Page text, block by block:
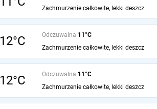
Zachmurzenie całkowite, lekki deszcz
12°C Odczuwalna 11°C
Zachmurzenie całkowite, lekki deszcz
12°C Odczuwalna 11°C
Zachmurzenie całkowite, lekki deszcz